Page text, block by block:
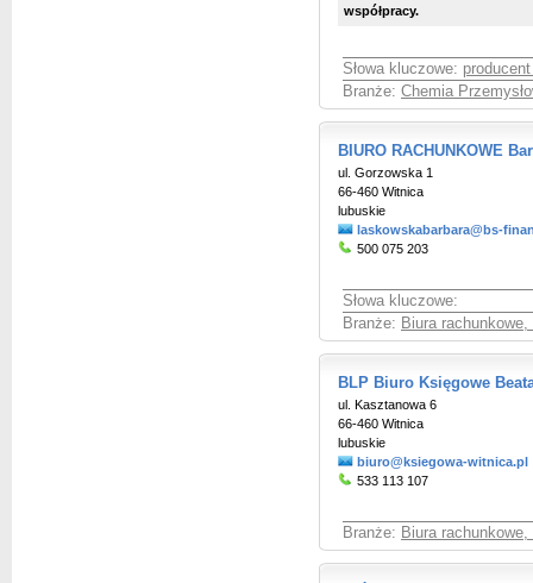
współpracy.
Słowa kluczowe:
Branże: Chemia
BIURO RACHUNKOWE
ul. Gorzowska 1
66-460 Witnica
lubuskie
laskowskabarbara@bs-
500 075 203
Słowa kluczowe:
Branże: Biura
BLP Biuro Księgowe
ul. Kasztanowa 6
66-460 Witnica
lubuskie
biuro@ksiegowa-witnica.pl
533 113 107
Branże: Biura